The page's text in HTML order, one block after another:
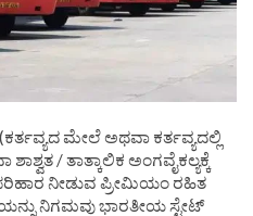
ಮೇಲೆ ಅಥವಾ ಕರ್ತವ್ಯದಲ್ಲಿ
/ ತಾತ್ಕಾಲಿಕ ಅಂಗವೈಕಲ್ಯಕ್ಕೆ
ನೀಡುವ ಪ್ರೀಮಿಯಂ ರಹಿತ
ನಿಗಮವು ಭಾರತೀಯ ಸ್ಟೇಟ್